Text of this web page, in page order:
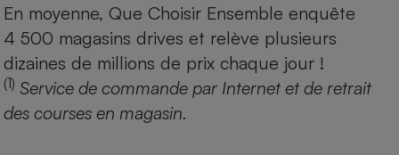
En moyenne, Que Choisir Ensemble enquête
4 500 magasins drives et relève plusieurs
dizaines de millions de prix chaque jour !
(1) Service de commande par Internet et de retrait
des courses en magasin.